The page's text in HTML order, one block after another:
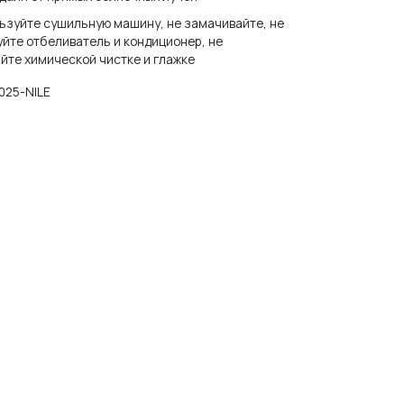
ПАРОЛЬ?сушильную машину, не замачивайте, не
отбеливатель и кондиционер, не
химической чистке и глажке
NILE